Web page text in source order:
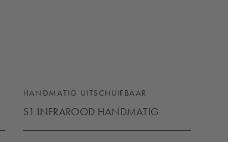
HANDMATIG UITSCHUIFBAAR
S1 INFRAROOD HANDMATIG